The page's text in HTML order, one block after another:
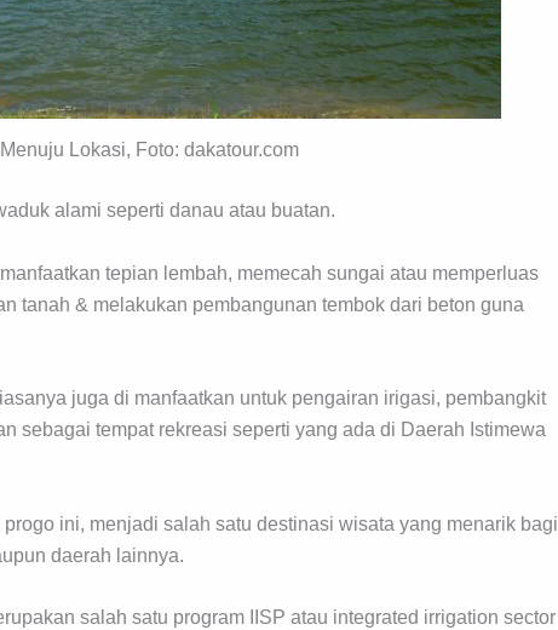
Lokasi, Foto: dakatour.com
alami seperti danau atau buatan.
tepian lembah, memecah sungai atau memperluas
tanah & melakukan pembangunan tembok dari beton guna
juga di manfaatkan untuk pengairan irigasi, pembangkit
sebagai tempat rekreasi seperti yang ada di Daerah Istimewa
ini, menjadi salah satu destinasi wisata yang menarik bagi
daerah lainnya.
salah satu program IISP atau integrated irrigation sector